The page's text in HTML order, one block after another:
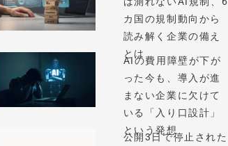
カ国の規制動向から
読み解く企業の備え
とは
AIの費用障壁が下が
った今も、導入が進
まない企業に欠けて
いる「入り口設計」
という発想
公開3日で停止された